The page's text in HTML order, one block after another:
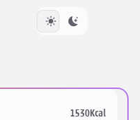
1530Kcal